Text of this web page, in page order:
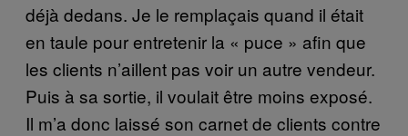
déjà dedans. Je le remplaçais quand il était
en taule pour entretenir la « puce » afin que
les clients n’aillent pas voir un autre vendeur.
Puis à sa sortie, il voulait être moins exposé.
Il m’a donc laissé son carnet de clients contre